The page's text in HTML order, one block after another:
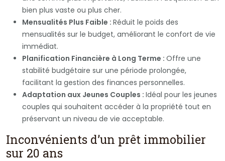
bien plus vaste ou plus cher.
Mensualités Plus Faible : Réduit le poids des
mensualités sur le budget, améliorant le confort de vie
immédiat.
Planification Financière à Long Terme : Offre une
stabilité budgétaire sur une période prolongée,
facilitant la gestion des finances personnelles.
Adaptation aux Jeunes Couples : Idéal pour les jeunes
couples qui souhaitent accéder à la propriété tout en
préservant un niveau de vie acceptable.
Inconvénients d’un prêt immobilier
sur 20 ans